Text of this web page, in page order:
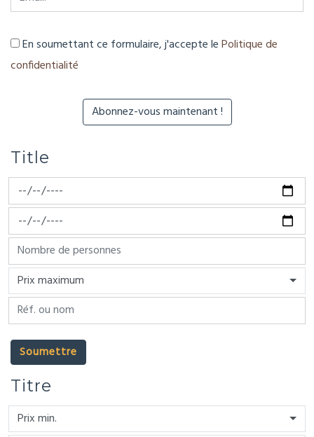
En soumettant ce formulaire, j'accepte lePolitique de
confidentialité
Title
Prix maximum
Soumettre
Titre
Prix min.